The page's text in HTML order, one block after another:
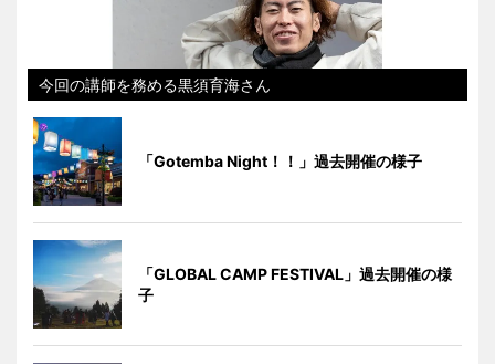
今回の講師を務める黒須育海さん
「Gotemba Night！！」過去開催の様子
「GLOBAL CAMP FESTIVAL」過去開催の様
子